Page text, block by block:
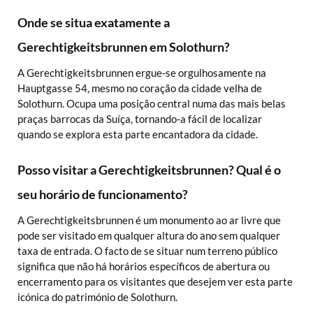
Onde se situa exatamente a
Gerechtigkeitsbrunnen em Solothurn?
A Gerechtigkeitsbrunnen ergue-se orgulhosamente na
Hauptgasse 54, mesmo no coração da cidade velha de
Solothurn. Ocupa uma posição central numa das mais belas
praças barrocas da Suíça, tornando-a fácil de localizar
quando se explora esta parte encantadora da cidade.
Posso visitar a Gerechtigkeitsbrunnen? Qual é o
seu horário de funcionamento?
A Gerechtigkeitsbrunnen é um monumento ao ar livre que
pode ser visitado em qualquer altura do ano sem qualquer
taxa de entrada. O facto de se situar num terreno público
significa que não há horários específicos de abertura ou
encerramento para os visitantes que desejem ver esta parte
icónica do património de Solothurn.